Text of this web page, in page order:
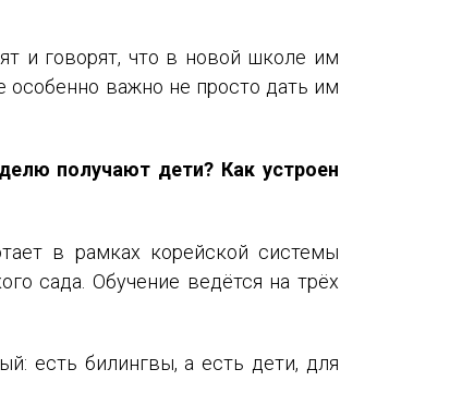
и говорят, что в новой школе им
особенно важно не просто дать им
получают дети? Как устроен
в рамках корейской системы
сада. Обучение ведётся на трёх
есть билингвы, а есть дети, для